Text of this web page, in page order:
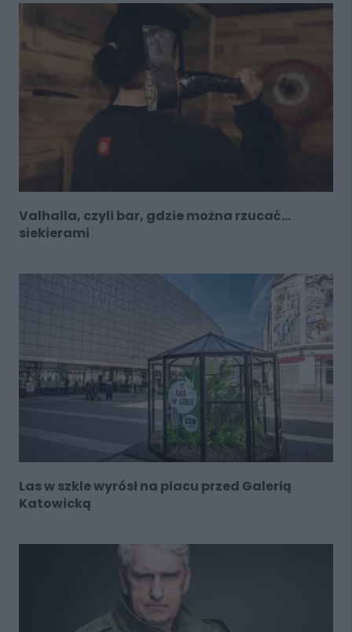
Valhalla, czyli bar, gdzie można rzucać…
siekierami
Las w szkle wyrósł na placu przed Galerią
Katowicką